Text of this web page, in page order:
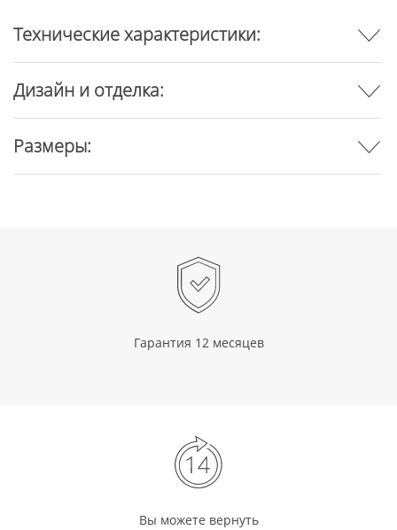
Технические характеристики:
Дизайн и отделка:
Размеры:
Гарантия 12 месяцев
Вы можете вернуть